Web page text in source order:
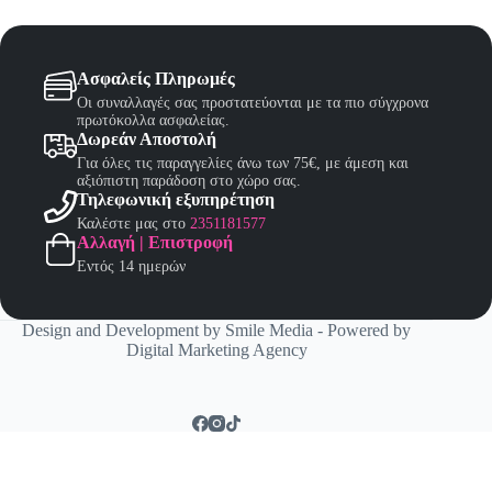
Ασφαλείς Πληρωμές
Οι συναλλαγές σας προστατεύονται με τα πιο σύγχρονα
πρωτόκολλα ασφαλείας.
Δωρεάν Αποστολή
Για όλες τις παραγγελίες άνω των 75€, με άμεση και
αξιόπιστη παράδοση στο χώρο σας.
Τηλεφωνική εξυπηρέτηση
Καλέστε μας στο 2351181577
Αλλαγή | Επιστροφή
Εντός 14 ημερών
Design and Development by Smile Media - Powered by
Digital Marketing Agency